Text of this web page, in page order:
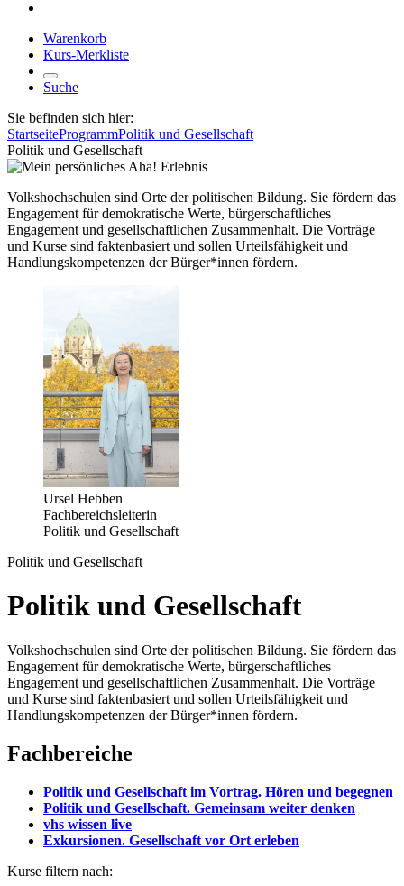
Warenkorb
Kurs-Merkliste
Suche
Sie befinden sich hier:
StartseiteProgrammPolitik und Gesellschaft
Politik und Gesellschaft
Volkshochschulen sind Orte der politischen Bildung. Sie fördern das
Engagement für demokratische Werte, bürgerschaftliches
Engagement und gesellschaftlichen Zusammenhalt. Die Vorträge
und Kurse sind faktenbasiert und sollen Urteilsfähigkeit und
Handlungskompetenzen der Bürger*innen fördern.
Ursel Hebben
Fachbereichsleiterin
Politik und Gesellschaft
Politik und Gesellschaft
Politik und Gesellschaft
Volkshochschulen sind Orte der politischen Bildung. Sie fördern das
Engagement für demokratische Werte, bürgerschaftliches
Engagement und gesellschaftlichen Zusammenhalt. Die Vorträge
und Kurse sind faktenbasiert und sollen Urteilsfähigkeit und
Handlungskompetenzen der Bürger*innen fördern.
Fachbereiche
Politik und Gesellschaft im Vortrag. Hören und begegnen
Politik und Gesellschaft. Gemeinsam weiter denken
vhs wissen live
Exkursionen. Gesellschaft vor Ort erleben
Kurse filtern nach: